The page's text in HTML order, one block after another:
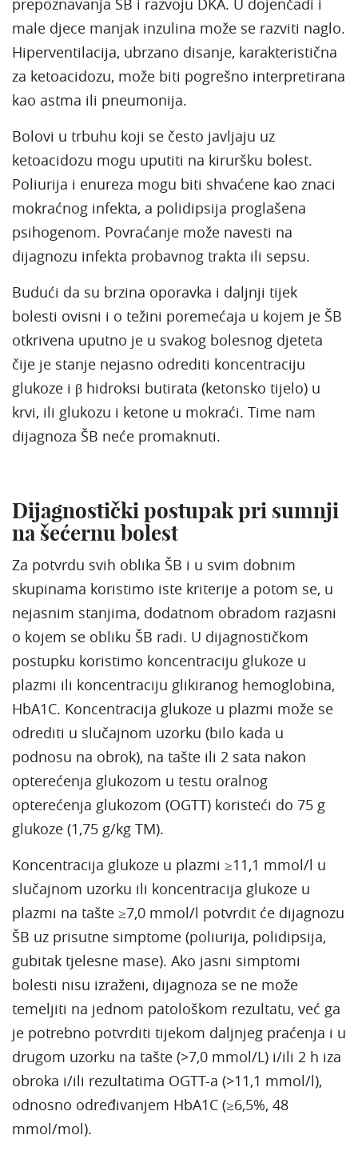
male djece manjak inzulina može se razviti naglo.
Hiperventilacija, ubrzano disanje, karakteristična
za ketoacidozu, može biti pogrešno interpretirana
kao astma ili pneumonija.
Bolovi u trbuhu koji se često javljaju uz
ketoacidozu mogu uputiti na kiruršku bolest.
Poliurija i enureza mogu biti shvaćene kao znaci
mokraćnog infekta, a polidipsija proglašena
psihogenom. Povraćanje može navesti na
dijagnozu infekta probavnog trakta ili sepsu.
Budući da su brzina oporavka i daljnji tijek
bolesti ovisni i o težini poremećaja u kojem je ŠB
otkrivena uputno je u svakog bolesnog djeteta
čije je stanje nejasno odrediti koncentraciju
glukoze i β hidroksi butirata (ketonsko tijelo) u
krvi, ili glukozu i ketone u mokraći. Time nam
dijagnoza ŠB neće promaknuti.
Dijagnostički postupak pri sumnji
na šećernu bolest
Za potvrdu svih oblika ŠB i u svim dobnim
skupinama koristimo iste kriterije a potom se, u
nejasnim stanjima, dodatnom obradom razjasni
o kojem se obliku ŠB radi. U dijagnostičkom
postupku koristimo koncentraciju glukoze u
plazmi ili koncentraciju glikiranog hemoglobina,
HbA1C. Koncentracija glukoze u plazmi može se
odrediti u slučajnom uzorku (bilo kada u
podnosu na obrok), na tašte ili 2 sata nakon
opterećenja glukozom u testu oralnog
opterećenja glukozom (OGTT) koristeći do 75 g
glukoze (1,75 g/kg TM).
Koncentracija glukoze u plazmi ≥11,1 mmol/l u
slučajnom uzorku ili koncentracija glukoze u
plazmi na tašte ≥7,0 mmol/l potvrdit će dijagnozu
ŠB uz prisutne simptome (poliurija, polidipsija,
gubitak tjelesne mase). Ako jasni simptomi
bolesti nisu izraženi, dijagnoza se ne može
temeljiti na jednom patološkom rezultatu, već ga
je potrebno potvrditi tijekom daljnjeg praćenja i u
drugom uzorku na tašte (>7,0 mmol/L) i/ili 2 h iza
obroka i/ili rezultatima OGTT-a (>11,1 mmol/l),
odnosno određivanjem HbA1C (≥6,5%, 48
mmol/mol).